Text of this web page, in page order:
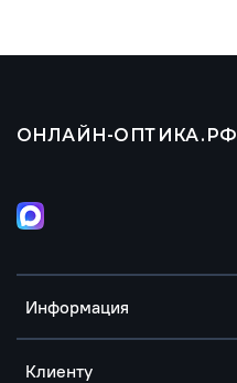
Информация
Клиенту
ОНЛАЙН-ОПТИКА.РФ